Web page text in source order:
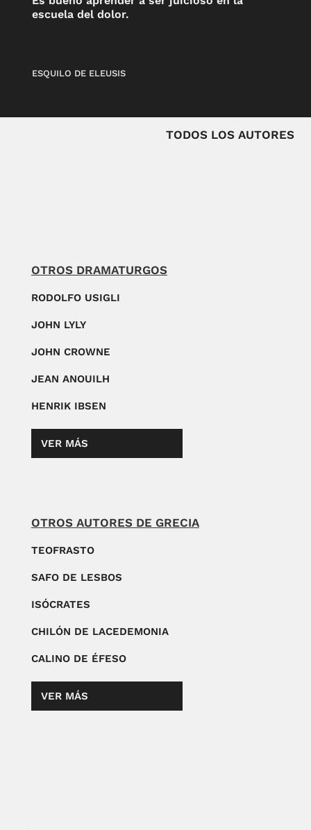
escuela del dolor.
ESQUILO DE ELEUSIS
TODOS LOS AUTORES
OTROS DRAMATURGOS
RODOLFO USIGLI
JOHN LYLY
JOHN CROWNE
JEAN ANOUILH
HENRIK IBSEN
VER MÁS
OTROS AUTORES DE GRECIA
TEOFRASTO
SAFO DE LESBOS
ISÓCRATES
CHILÓN DE LACEDEMONIA
CALINO DE ÉFESO
VER MÁS